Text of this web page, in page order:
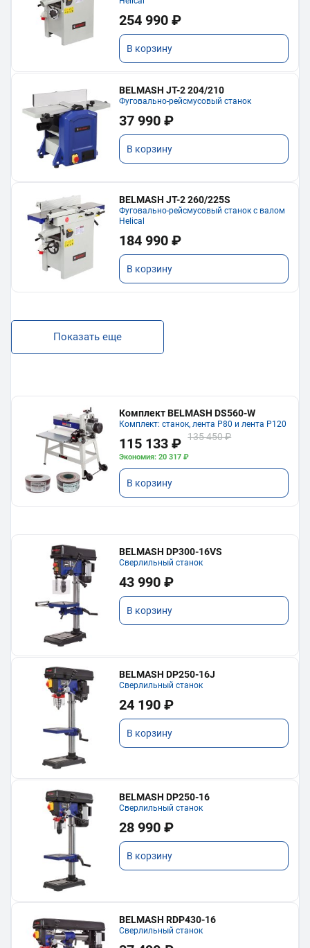
254 990 ₽
В корзину
BELMASH JT-2 204/210
Фуговально-рейсмусовый станок
37 990 ₽
В корзину
BELMASH JT-2 260/225S
Фуговально-рейсмусовый станок с валом
Helical
184 990 ₽
В корзину
Показать еще
Комплект BELMASH DS560-W
Комплект: станок, лента P80 и лента P120
115 133 ₽ 135 450 ₽
Экономия: 20 317 ₽
В корзину
BELMASH DP300-16VS
Сверлильный станок
43 990 ₽
В корзину
BELMASH DP250-16J
Сверлильный станок
24 190 ₽
В корзину
BELMASH DP250-16
Сверлильный станок
28 990 ₽
В корзину
BELMASH RDP430-16
Сверлильный станок